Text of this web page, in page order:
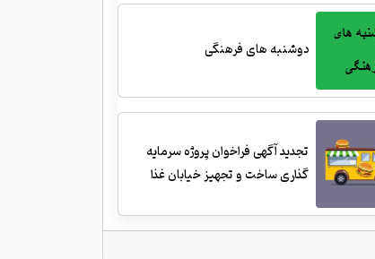
دوشنبه های فرهنگی
تجدید آگهی فراخوان پروژه سرمایه
گذاری ساخت و تجهیز خیابان غذا